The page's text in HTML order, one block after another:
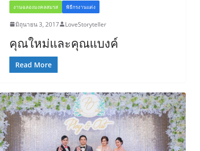
งานฉลองมงคลสมรส พิธีกรงานแต่ง
มิถุนายน 3, 2017 LoveStoryteller
คุณใหม่และคุณแบงค์
Read More